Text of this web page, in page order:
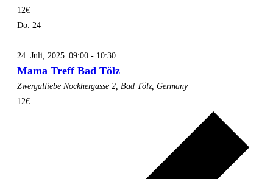
12€
Do. 24
24. Juli, 2025 |09:00- 10:30
Mama Treff Bad Tölz
Zwergalliebe Nockhergasse 2, Bad Tölz, Germany
12€